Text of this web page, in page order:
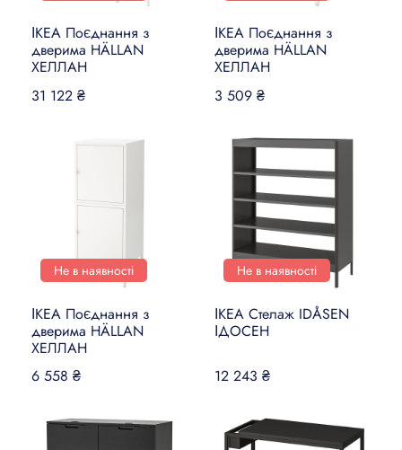
ІКЕА Поєднання з
дверима HÄLLAN
ХЕЛЛАН
31 122 ₴
ІКЕА Поєднання з
дверима HÄLLAN
ХЕЛЛАН
3 509 ₴
Не в наявності
ІКЕА Поєднання з
дверима HÄLLAN
ХЕЛЛАН
6 558 ₴
Не в наявності
ІКЕА Стелаж IDÅSEN
ІДОСЕН
12 243 ₴